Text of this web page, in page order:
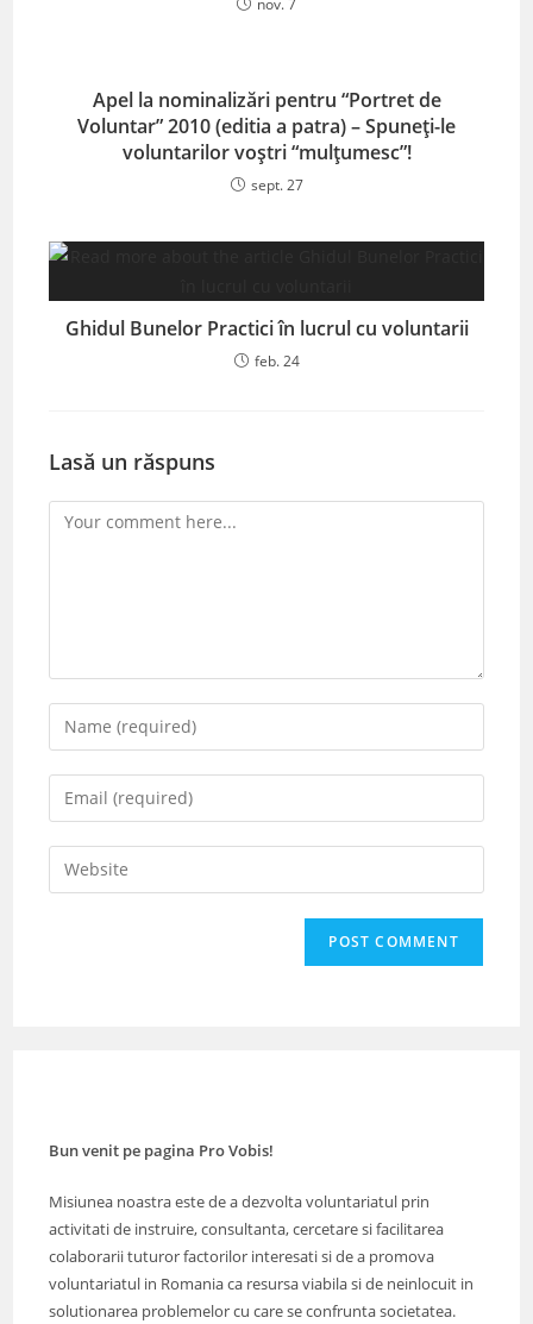
Apel la nominalizări pentru “Portret de
Voluntar” 2010 (editia a patra) – Spuneți-le
voluntarilor voștri “mulțumesc”!
sept. 27
Ghidul Bunelor Practici în lucrul cu voluntarii
feb. 24
Lasă un răspuns
Comment
Enter
your
name
comment
Enter
your
email
address
Enter
your
Bun venit pe pagina Pro Vobis!
Misiunea noastra este de a dezvolta voluntariatul prin
activitati de instruire, consultanta, cercetare si facilitarea
colaborarii tuturor factorilor interesati si de a promova
voluntariatul in Romania ca resursa viabila si de neinlocuit in
solutionarea problemelor cu care se confrunta societatea.